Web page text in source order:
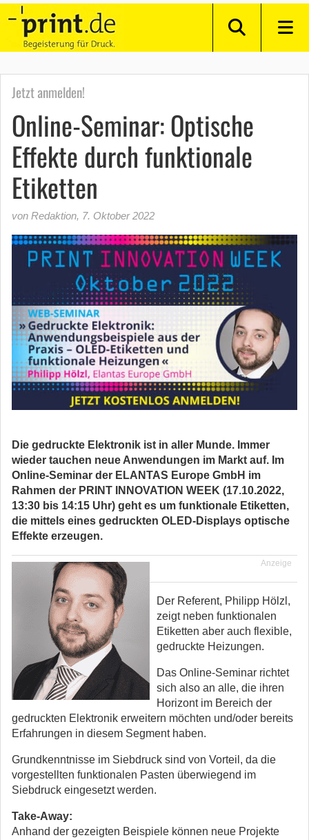
Jetzt anmelden!
Online-Seminar: Optische
Effekte durch funktionale
Etiketten
von Redaktion, 7. Oktober 2022
Die gedruckte Elektronik ist in aller Munde. Immer
wieder tauchen neue Anwendungen im Markt auf. Im
Online-Seminar der ELANTAS Europe GmbH im
Rahmen der PRINT INNOVATION WEEK (17.10.2022,
13:30 bis 14:15 Uhr) geht es um funktionale Etiketten,
die mittels eines gedruckten OLED-Displays optische
Effekte erzeugen.
Anzeige
Der Referent, Philipp Hölzl,
zeigt neben funktionalen
Etiketten aber auch flexible,
gedruckte Heizungen.
Das Online-Seminar richtet
sich also an alle, die ihren
Horizont im Bereich der
gedruckten Elektronik erweitern möchten und/oder bereits
Erfahrungen in diesem Segment haben.
Grundkenntnisse im Siebdruck sind von Vorteil, da die
vorgestellten funktionalen Pasten überwiegend im
Siebdruck eingesetzt werden.
Take-Away:
Anhand der gezeigten Beispiele können neue Projekte